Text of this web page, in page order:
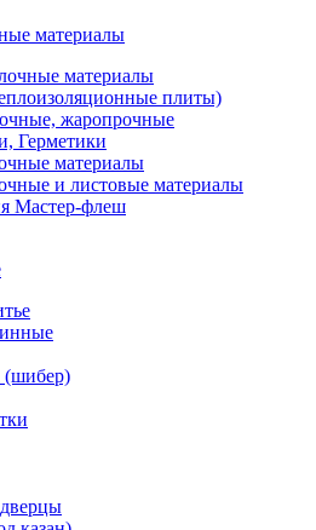
материалы
плиты)
жаропрочные
Герметики
материалы
и листовые материалы
Мастер-флеш
(шибер)